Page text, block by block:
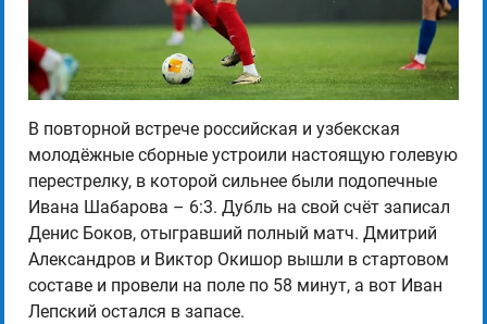
В повторной встрече российская и узбекская
молодёжные сборные устроили настоящую голевую
перестрелку, в которой сильнее были подопечные
Ивана Шабарова – 6:3. Дубль на свой счёт записал
Денис Боков, отыгравший полный матч. Дмитрий
Александров и Виктор Окишор вышли в стартовом
составе и провели на поле по 58 минут, а вот Иван
Лепский остался в запасе.